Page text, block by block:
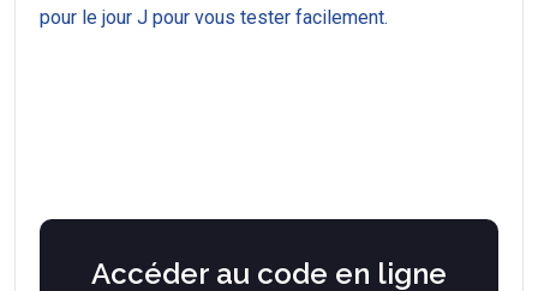
pour le jour J pour vous tester facilement.
Accéder au code en ligne